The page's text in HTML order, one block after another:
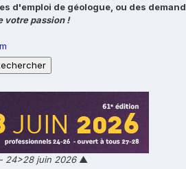
d'emploi de géologue, ou des
votre passion !
24>28 juin 2026▲